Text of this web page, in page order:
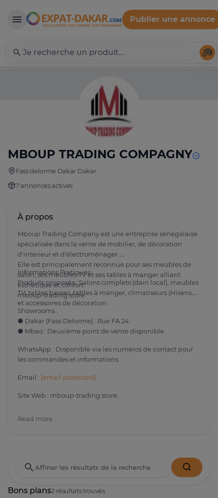
Expat-Dakar
Publier une annonce
MBOUP TRADING COMPAGNY
Fass delorme Dakar Dakar
7 annonces actives
À propos
Mboup Trading Company est une entreprise sénégalaise
spécialisée dans la vente de mobilier, de décoration
d'intérieur et d'électroménager.
Elle est principalement reconnue pour ses meubles de
salon, ses meubles TV et ses tables à manger alliant
esthétique et confort.
mboup-trading.store
Informations Pratiques:
Produits proposés : Salons complets (dain local), meubles
TV, tables basses, tables à manger, climatiseurs (Hisense)
et accessoires de décoration.
Showrooms :
● Dakar (Fass Delorme) : Rue FA 24.
● Mbao : Deuxième point de vente disponible.
WhatsApp : Disponible via les numéros de contact pour
les commandes et informations.
Email : [email protected]
Site Web : mboup-trading.store.
Read more...
Bons plans2 résultats trouvés